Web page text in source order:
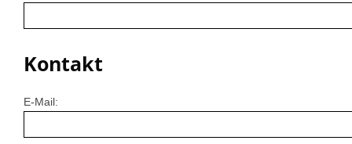
Kontakt
E-Mail: